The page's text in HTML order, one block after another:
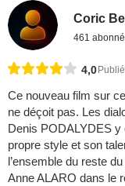
Coric
461
4,0
Ce nouveau film sur
ne déçoit pas. Les
Denis PODALYDES
propre style et son
l’ensemble du reste
Anne ALARO dans le